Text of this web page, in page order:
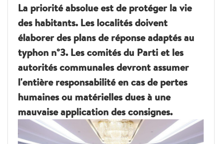
La priorité absolue est de protéger la vie
des habitants. Les localités doivent
élaborer des plans de réponse adaptés au
typhon n°3. Les comités du Parti et les
autorités communales devront assumer
l'entière responsabilité en cas de pertes
humaines ou matérielles dues à une
mauvaise application des consignes.